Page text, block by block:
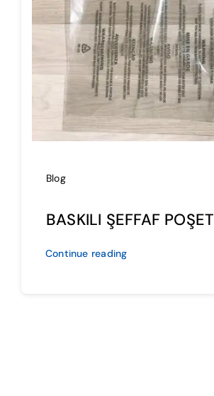
İmalat
Blog
BASKILI ŞEFFAF POŞET
Continue reading